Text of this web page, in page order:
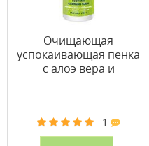
Очищающая
успокаивающая пенка
с алоэ вера и
1